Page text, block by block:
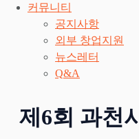
커뮤니티
공지사항
외부 창업지원
뉴스레터
Q&A
제6회 과천시